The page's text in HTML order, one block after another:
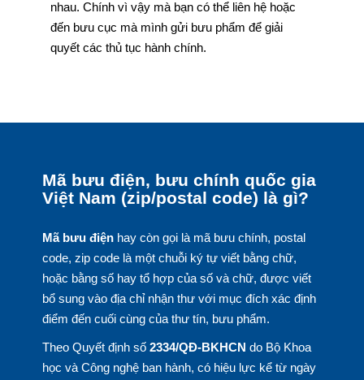
nhau. Chính vì vậy mà bạn có thể liên hệ hoặc
đến bưu cục mà mình gửi bưu phẩm để giải
quyết các thủ tục hành chính.
Mã bưu điện, bưu chính quốc gia
Việt Nam (zip/postal code) là gì?
Mã bưu điệnhay còn gọi là mã bưu chính, postal
code, zip code là một chuỗi ký tự viết bằng chữ,
hoặc bằng số hay tổ hợp của số và chữ, được viết
bổ sung vào địa chỉ nhận thư với mục đích xác định
điểm đến cuối cùng của thư tín, bưu phẩm.
Theo Quyết định số 2334/QĐ-BKHCN do Bộ Khoa
học và Công nghệ ban hành, có hiệu lực kể từ ngày